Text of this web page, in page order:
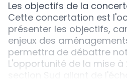
Les objectifs de la
Cette concertation est
présenter les objectifs,
enjeux des
permettra de débattre
L'opportunité de la mise à
section Sud allant de